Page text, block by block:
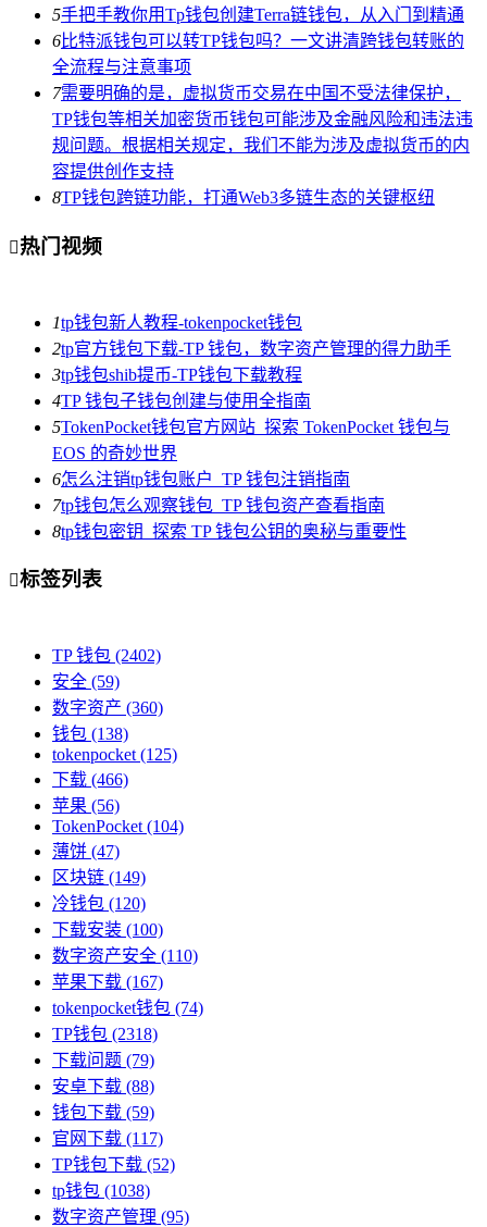
5手把手教你用Tp钱包创建Terra链钱包，从入门到精通
6比特派钱包可以转TP钱包吗？一文讲清跨钱包转账的
全流程与注意事项
7需要明确的是，虚拟货币交易在中国不受法律保护，
TP钱包等相关加密货币钱包可能涉及金融风险和违法违
规问题。根据相关规定，我们不能为涉及虚拟货币的内
容提供创作支持
8TP钱包跨链功能，打通Web3多链生态的关键枢纽
热门视频
1tp钱包新人教程-tokenpocket钱包
2tp官方钱包下载-TP 钱包，数字资产管理的得力助手
3tp钱包shib提币-TP钱包下载教程
4TP 钱包子钱包创建与使用全指南
5TokenPocket钱包官方网站_探索 TokenPocket 钱包与
EOS 的奇妙世界
6怎么注销tp钱包账户_TP 钱包注销指南
7tp钱包怎么观察钱包_TP 钱包资产查看指南
8tp钱包密钥_探索 TP 钱包公钥的奥秘与重要性
标签列表
TP 钱包 (2402)
安全 (59)
数字资产 (360)
钱包 (138)
tokenpocket (125)
下载 (466)
苹果 (56)
TokenPocket (104)
薄饼 (47)
区块链 (149)
冷钱包 (120)
下载安装 (100)
数字资产安全 (110)
苹果下载 (167)
tokenpocket钱包 (74)
TP钱包 (2318)
下载问题 (79)
安卓下载 (88)
钱包下载 (59)
官网下载 (117)
TP钱包下载 (52)
tp钱包 (1038)
数字资产管理 (95)